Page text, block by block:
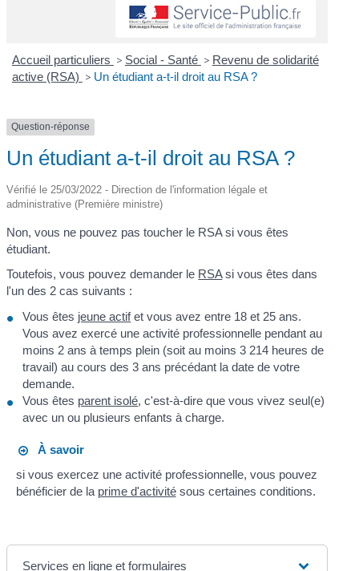
Accueil particuliers > Social - Santé > Revenu de solidarité
active (RSA) > Un étudiant a-t-il droit au RSA ?
Question-réponse
Un étudiant a-t-il droit au RSA ?
Vérifié le 25/03/2022 - Direction de l'information légale et
administrative (Première ministre)
Non, vous ne pouvez pas toucher le RSA si vous êtes
étudiant.
Toutefois, vous pouvez demander le RSAsi vous êtes dans
l'un des 2 cas suivants :
Vous êtes jeune actifet vous avez entre 18 et 25 ans.
Vous avez exercé une activité professionnelle pendant au
moins 2 ans à temps plein (soit au moins 3 214 heures de
travail) au cours des 3 ans précédant la date de votre
demande.
Vous êtes parent isolé, c'est-à-dire que vous vivez seul(e)
avec un ou plusieurs enfants à charge.
À savoir
si vous exercez une activité professionnelle, vous pouvez
bénéficier de la prime d'activitésous certaines conditions.
Services en ligne et formulaires